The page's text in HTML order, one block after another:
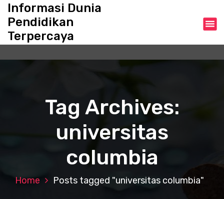
o
Informasi Dunia
Pendidikan
Terpercaya
Tag Archives:
universitas
columbia
Home Posts tagged "universitas columbia"